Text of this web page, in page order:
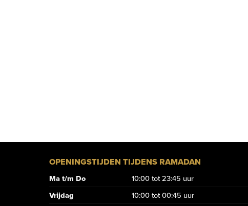
OPENINGSTIJDEN TIJDENS RAMADAN
Ma t/m Do
10:00 tot 23:45 uur
Vrijdag
10:00 tot 00:45 uur